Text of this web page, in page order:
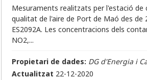
Mesuraments realitzats per l'estació de
qualitat de l'aire de Port de Maó des de
ES2092A. Les concentracions dels
NO2,...
Propietari de dades: DG d'Energia i
Actualitzat 22-12-2020